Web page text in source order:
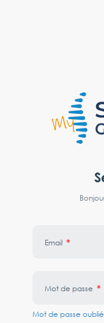
Email *
Mot de passe *
Mot de passe